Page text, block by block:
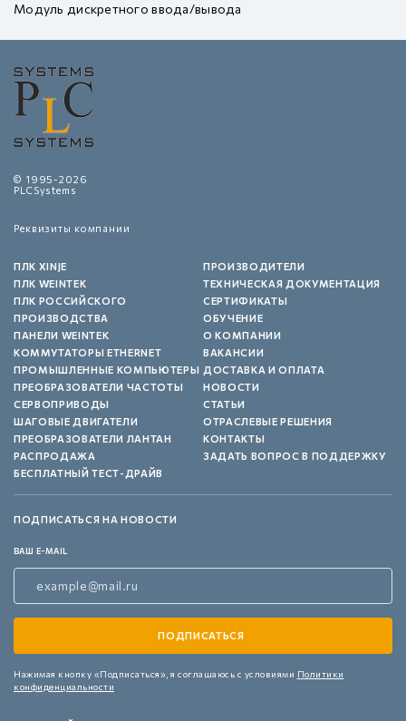
Модуль дискретного ввода/вывода
© 1995-2026
PLCSystems
Реквизиты компании
ПЛК XINJE
ПЛК WEINTEK
ПЛК РОССИЙСКОГО
ПРОИЗВОДСТВА
ПАНЕЛИ WEINTEK
КОММУТАТОРЫ ETHERNET
ПРОМЫШЛЕННЫЕ КОМПЬЮТЕРЫ
ПРЕОБРАЗОВАТЕЛИ ЧАСТОТЫ
СЕРВОПРИВОДЫ
ШАГОВЫЕ ДВИГАТЕЛИ
ПРЕОБРАЗОВАТЕЛИ ЛАНТАН
РАСПРОДАЖА
БЕСПЛАТНЫЙ ТЕСТ-ДРАЙВ
ПРОИЗВОДИТЕЛИ
ТЕХНИЧЕСКАЯ ДОКУМЕНТАЦИЯ
СЕРТИФИКАТЫ
ОБУЧЕНИЕ
О КОМПАНИИ
ВАКАНСИИ
ДОСТАВКА И ОПЛАТА
НОВОСТИ
СТАТЬИ
ОТРАСЛЕВЫЕ РЕШЕНИЯ
КОНТАКТЫ
ЗАДАТЬ ВОПРОС В ПОДДЕРЖКУ
ПОДПИСАТЬСЯ НА НОВОСТИ
ВАШ E-MAIL
Нажимая кнопку «Подписаться», я соглашаюсь с условиями Политики
конфиденциальности